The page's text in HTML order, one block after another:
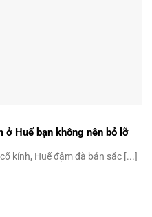
Huế bạn không nên bỏ lỡ
kính, Huế đậm đà bản sắc [...]